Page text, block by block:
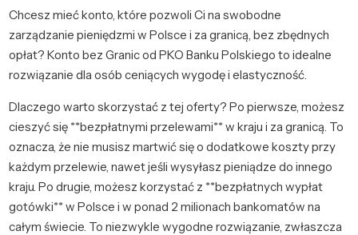
Chcesz mieć konto, które pozwoli Ci na swobodne
zarządzanie pieniędzmi w Polsce i za granicą, bez zbędnych
opłat? Konto bez Granic od PKO Banku Polskiego to idealne
rozwiązanie dla osób ceniących wygodę i elastyczność.
Dlaczego warto skorzystać z tej oferty? Po pierwsze, możesz
cieszyć się **bezpłatnymi przelewami** w kraju i za granicą. To
oznacza, że nie musisz martwić się o dodatkowe koszty przy
każdym przelewie, nawet jeśli wysyłasz pieniądze do innego
kraju. Po drugie, możesz korzystać z **bezpłatnych wypłat
gotówki** w Polsce i w ponad 2 milionach bankomatów na
całym świecie. To niezwykle wygodne rozwiązanie, zwłaszcza